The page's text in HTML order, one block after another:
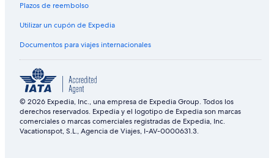
Plazos de reembolso
Utilizar un cupón de Expedia
Documentos para viajes internacionales
© 2026 Expedia, Inc., una empresa de Expedia Group. Todos los
derechos reservados. Expedia y el logotipo de Expedia son marcas
comerciales o marcas comerciales registradas de Expedia, Inc.
Vacationspot, S.L., Agencia de Viajes, I-AV-0000631.3.